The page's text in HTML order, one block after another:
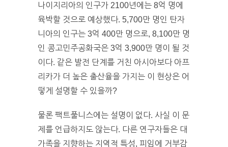
나이지리아의 인구가 2100년에는 8억 명에
육박할 것으로 예상했다. 5,700만 명인 탄자
니아의 인구는 3억 400만 명으로, 8,100만 명
인 콩고민주공화국은 3억 3,900만 명이 될 것
이다. 같은 발전 단계를 거친 아시아보다 아프
리카가 더 높은 출산율을 가지는 이 현상은 어
떻게 설명할 수 있을까?
물론 팩트풀니스에는 설명이 없다. 사실 이 문
제를 언급하지도 않는다. 다른 연구자들은 대
가족을 지향하는 지역적 특성, 피임에 거부감